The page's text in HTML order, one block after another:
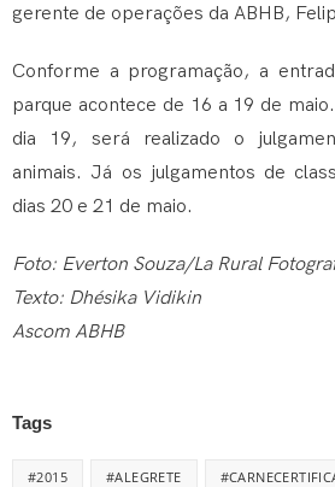
gerente de operações da ABHB,
Conforme a programação, a
parque acontece de 16 a 19 de
dia 19, será realizado o
animais. Já os julgamentos de
dias 20 e 21 de maio.
Foto: Everton Souza/La Rural
Texto: Dhésika Vidikin
Ascom ABHB
Tags
#2015 #ALEGRETE